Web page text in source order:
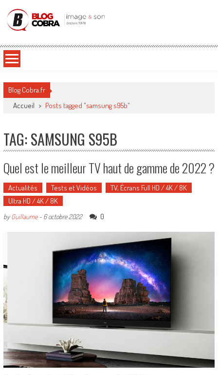
Blog Cobra
Blog Cobra.fr
Accueil > Posts tagged "samsung s95b"
TAG: SAMSUNG S95B
Quel est le meilleur TV haut de gamme de 2022 ?
Actualités Tests et Vidéos
TV, Écrans Full HD / 4K / 8K
Ultra HD / 4K / 8K
byGuillaume- 6 octobre 2022 0